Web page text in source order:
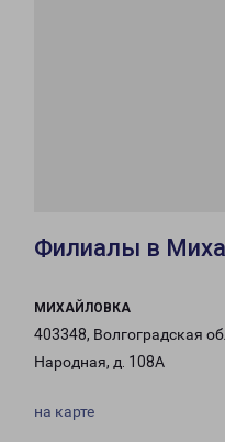
Филиалы в
МИХАЙЛОВКА
403348, Волгоградская
Народная, д. 108А
на карте